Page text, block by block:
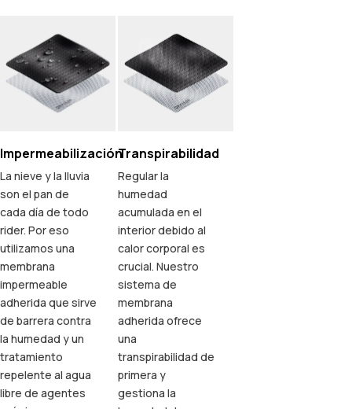
Impermeabilización
La nieve y la lluvia
son el pan de
cada día de todo
rider. Por eso
utilizamos una
membrana
impermeable
adherida que sirve
de barrera contra
la humedad y un
tratamiento
repelente al agua
libre de agentes
Transpirabilidad
Regular la
humedad
acumulada en el
interior debido al
calor corporal es
crucial. Nuestro
sistema de
membrana
adherida ofrece
una
transpirabilidad de
primera y
gestiona la